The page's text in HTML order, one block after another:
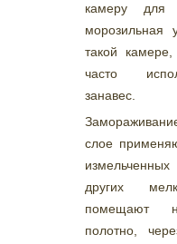
камеру для
морозильная
такой
часто
занавес.
слое
других
помещают
полотно,